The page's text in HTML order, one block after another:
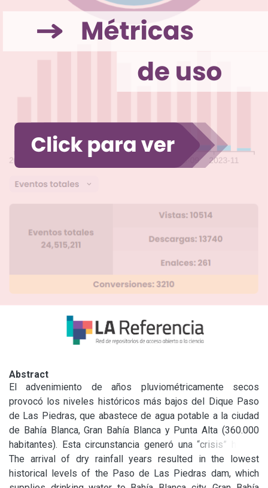
Abstract
El advenimiento de años pluviométricamente secos
provocó los niveles históricos más bajos del Dique Paso
de Las Piedras, que abastece de agua potable a la ciudad
de Bahía Blanca, Gran Bahía Blanca y Punta Alta (360.000
habitantes). Esta circunstancia generó una “crisis” hídrica
que responde más a problemas de gestión y de control,
que a la falta de proyectos técnicos o de la disponibilidad
The arrival of dry rainfall years resulted in the lowest
historical levels of the Paso de Las Piedras dam, which